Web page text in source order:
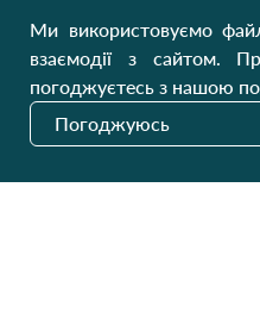
Наші оновлення
Ми використовуємо
взаємодії з сайтом.
погоджуєтесь з нашою
Погоджуюсь